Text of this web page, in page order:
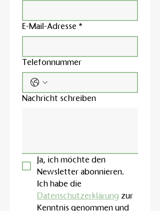
E-Mail-Adresse *
Telefonnummer
Nachricht schreiben
Ja, ich möchte den
Newsletter abonnieren.
Datenschutzerklärung zur
Kenntnis genommen und